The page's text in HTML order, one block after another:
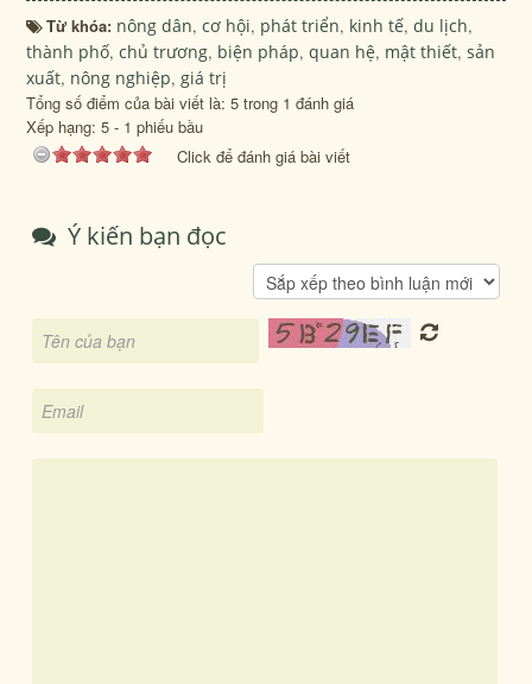
Từ khóa: nông dân,cơ hội, phát triển, kinh tế,du lịch,
thành phố,chủ trương, biện pháp,quan hệ, mật thiết,sản
xuất, nông nghiệp,giá trị
Tổng số điểm của bài viết là: 5 trong 1 đánh giá
Xếp hạng:5 - 1 phiếu bầu
Click để đánh giá bài viết
Ý kiến bạn đọc